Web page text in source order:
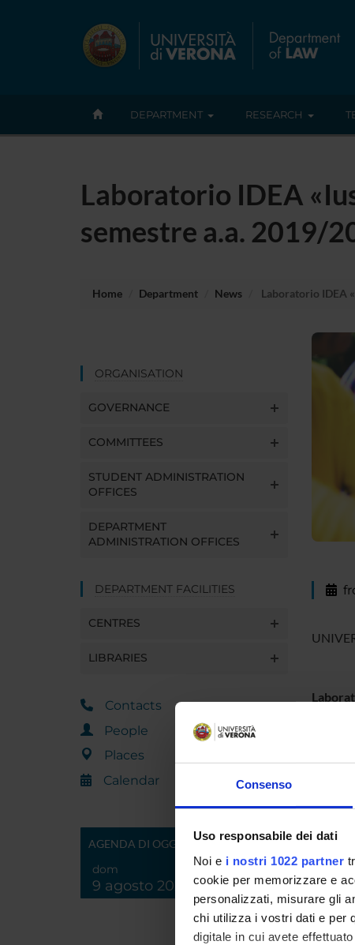
Consenso
Uso responsabile dei dati
Noi e i nostri 1022 partner
cookie per memorizzare e
personalizzati, misurare gli
chi utilizza i vostri dati e per
digitale in cui avete
DEPARTMENT RESEARCH
Laboratorio IDEA
semestre a.a. 2019/
Home Department News Laboratorio IDEA
ORGANISATION
GOVERNANCE
COMMITTEES
STUDENT ADMINISTRATION
OFFICES
DEPARTMENT
ADMINISTRATION OFFICES
DEPARTMENT FACILITIES
CENTRES
LIBRARIES
Contacts
People
Places
Calendar
AGENDA DI OGGI
dom
9 agosto 2026